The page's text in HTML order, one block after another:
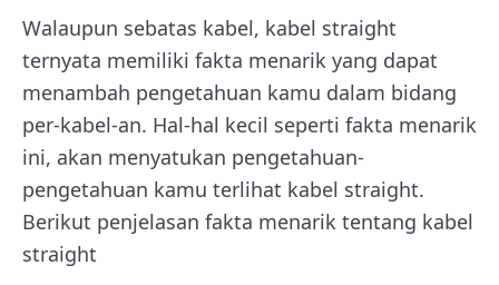
Walaupun sebatas kabel, kabel straight
ternyata memiliki fakta menarik yang dapat
menambah pengetahuan kamu dalam bidang
per-kabel-an. Hal-hal kecil seperti fakta menarik
ini, akan menyatukan pengetahuan-
pengetahuan kamu terlihat kabel straight.
Berikut penjelasan fakta menarik tentang kabel
straight